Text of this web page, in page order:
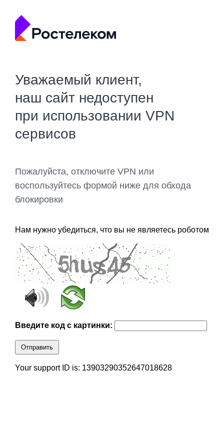
Уважаемый клиент,
наш сайт недоступен
при использовании VPN
сервисов
Пожалуйста, отключите VPN или
воспользуйтесь формой ниже для обхода
блокировки
Нам нужно убедиться, что вы не являетесь роботом
Введите код с картинки:
Отправить
Your support ID is: 13903290352647018628